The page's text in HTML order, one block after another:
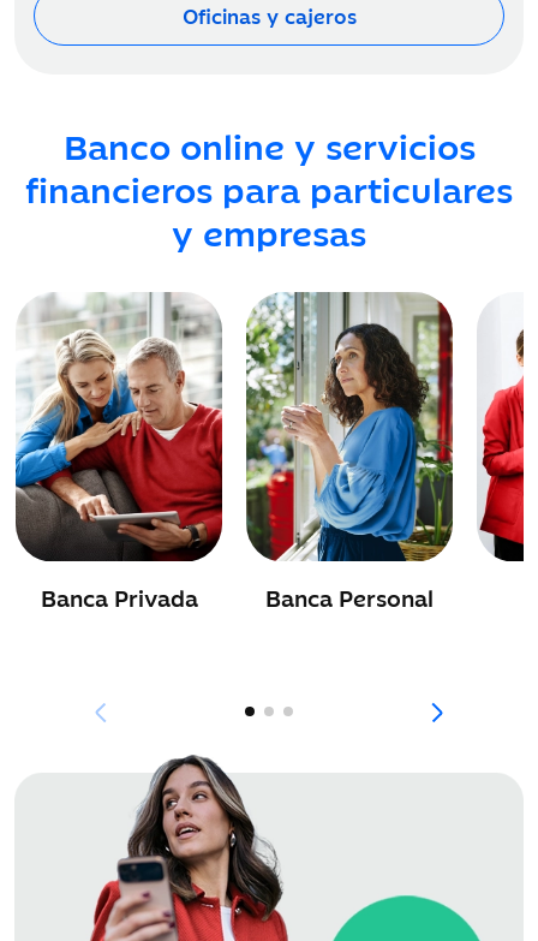
Oficinas y cajeros
Banco online y servicios
financieros para particulares
y empresas
Banca Privada Banca Personal